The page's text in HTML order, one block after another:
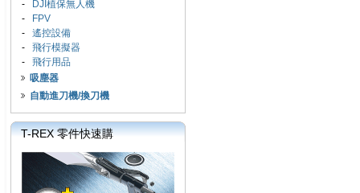
-
DJI植保無人機
-
FPV
- 遙控設備
- 飛行模擬器
- 飛行用品
吸塵器
自動進刀機/換刀機
T-REX 零件快速購